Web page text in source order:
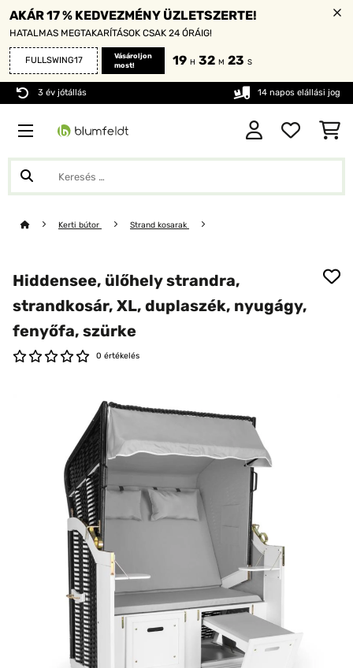
AKÁR 17 % KEDVEZMÉNY ÜZLETSZERTE!
HATALMAS MEGTAKARÍTÁSOK CSAK 24 ÓRÁIG!
FULLSWING17
Vásároljon
most!
19 H 32 M 21 S
3 év jótállás 14 napos elállási jog
Kerti bútor Strand kosarak
Hiddensee, ülőhely strandra,
strandkosár, XL, duplaszék, nyugágy,
fenyőfa, szürke
0 értékelés